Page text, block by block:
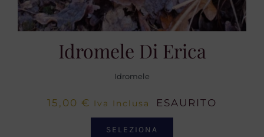
Idromele Di Erica
Idromele
15,00 € Iva Inclusa ESAURITO
SELEZIONA